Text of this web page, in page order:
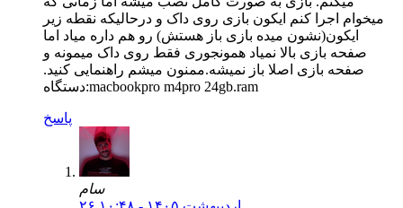
میخوام اجرا کنم ایکون بازی روی داک و درحالیکه نقطه زیر
ایکون(نشون میده بازی باز هستش) رو هم داره میاد اما
صفحه بازی بالا نمیاد همونجوری فقط روی داک میمونه و
صفحه بازی اصلا باز نمیشه.ممنون میشم راهنمایی کنید.
دستگاه:macbookpro m4pro 24gb.ram
پاسخ
سام